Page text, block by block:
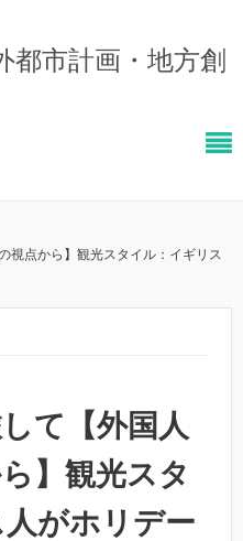
都市計画・地方創
視点から】観光スタイル：イギリス
て【外国人
】観光スタ
がホリデー